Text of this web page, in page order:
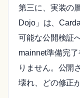
第三に、実装の
Dojo」は、
可能な公開検証
mainnet準備完
りません。公開
壊れ、どの修正